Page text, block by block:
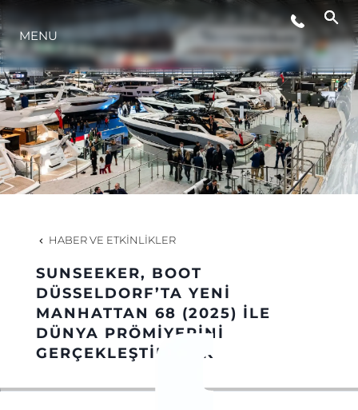
YAŞAM ŞEKLİ
YENILIK
ŞİRKET
MİRAS
TEKNENIZIN PIYASA DEĞERINI
ÖĞRENIN
MENU
HABER VE ETKINLIKLER
SUNSEEKER, BOOT
DÜSSELDORF’TA YENİ
MANHATTAN 68 (2025) İLE
DÜNYA PRÖMİYERİNİ
GERÇEKLEŞTİRECEK